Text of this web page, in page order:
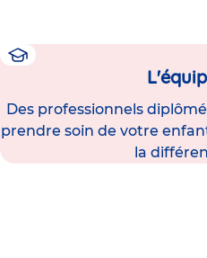
Des professionnels
prendre soin de votre
la